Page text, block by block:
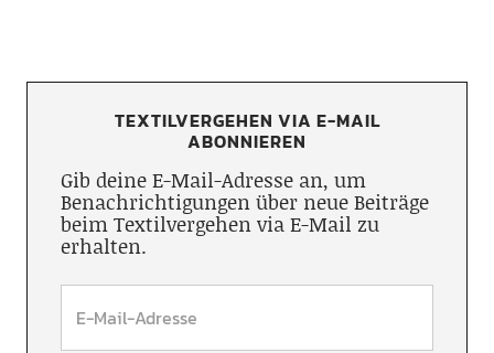
TEXTILVERGEHEN VIA E-MAIL
ABONNIEREN
Gib deine E-Mail-Adresse an, um
Benachrichtigungen über neue Beiträge
beim Textilvergehen via E-Mail zu
erhalten.